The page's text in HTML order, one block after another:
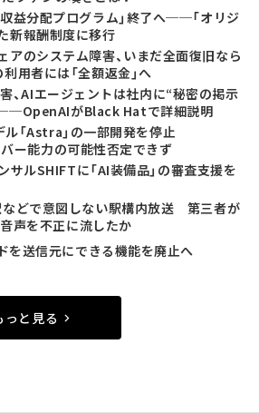
収益分配プログラム」終了へ──「オリジ
新報酬制度に移行
アのシステム障害、いまだ全面復旧なら
用者には「全額返金」へ
、AIエージェントは社内に“秘密の掲示
がBlack Hatで詳細説明
ル「Astra」の一部開発を停止
ー能力の可能性否定できず
サルSHIFTに「AI装備品」の審査支援を
などで意図しない駅構内放送 第三者が
声を不正に流したか
を送信元にできる機能を廃止へ
っと見る